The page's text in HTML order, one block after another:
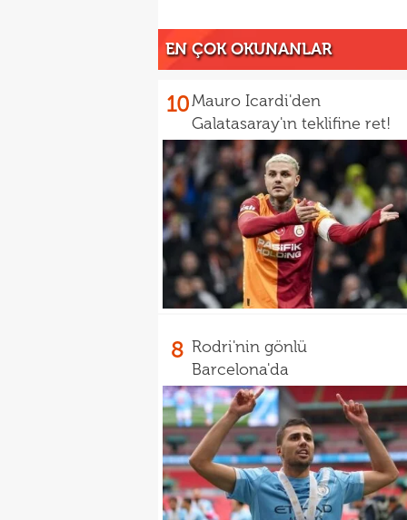
EN ÇOK OKUNANLAR
10Mauro Icardi'den
Galatasaray'ın teklifine ret!
8 Rodri'nin gönlü
Barcelona'da